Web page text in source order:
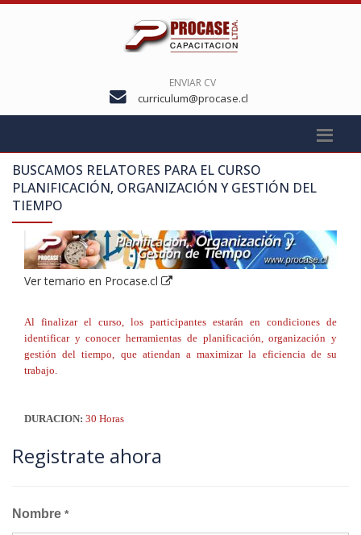
ENVIAR CV
curriculum@procase.cl
BUSCAMOS RELATORES PARA EL CURSO
PLANIFICACIÓN, ORGANIZACIÓN Y GESTIÓN DEL
TIEMPO
Ver temario en Procase.cl
Al finalizar el curso, los participantes estarán en condiciones de
identificar y conocer herramientas de planificación, organización y
gestión del tiempo, que atiendan a maximizar la eficiencia de su
trabajo.
DURACION: 30 Horas
Registrate ahora
Nombre *